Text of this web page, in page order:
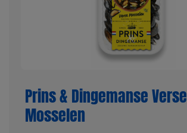
Prins & Dingemanse Verse
Mosselen